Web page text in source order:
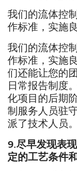
我们的流体控
作标准，实施
我们的流体控
作标准，实施
们还能让您的
日常报告制度
化项目的后期
制服务人员驻
派了技术人员。
9.尽早发现表
定的工艺条件